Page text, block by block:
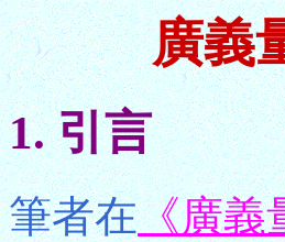
廣義
1. 引言
筆者在《廣義